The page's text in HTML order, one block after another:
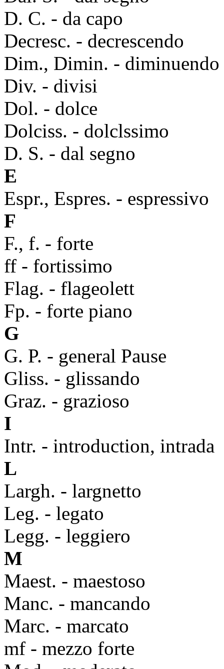
D. C. - da capo
Decresc. - decrescendo
Dim., Dimin. - diminuendo
Div. - divisi
Dol. - dolce
Dolciss. - dolclssimo
D. S. - dal segno
E
Espr., Espres. - espressivo
F
F., f. - forte
ff - fortissimo
Flag. - flageolett
Fp. - forte piano
G
G. P. - general Pause
Gliss. - glissando
Graz. - grazioso
I
Intr. - introduction, intrada
L
Largh. - largnetto
Leg. - legato
Legg. - leggiero
M
Maest. - maestoso
Manc. - mancando
Marc. - marcato
mf - mezzo forte